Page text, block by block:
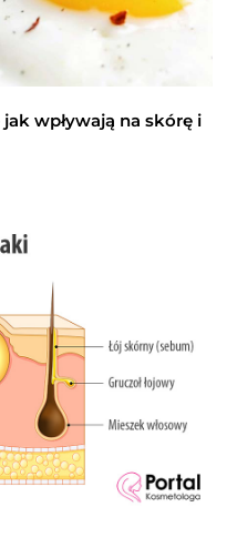
wpływają na skórę i